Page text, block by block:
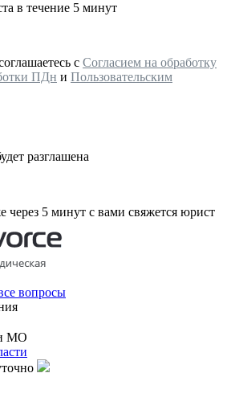
в течение 5 минут
с Согласием на обработку
ПДн и Пользовательским
разглашена
через 5 минут с вами свяжется юрист
вопросы
МО